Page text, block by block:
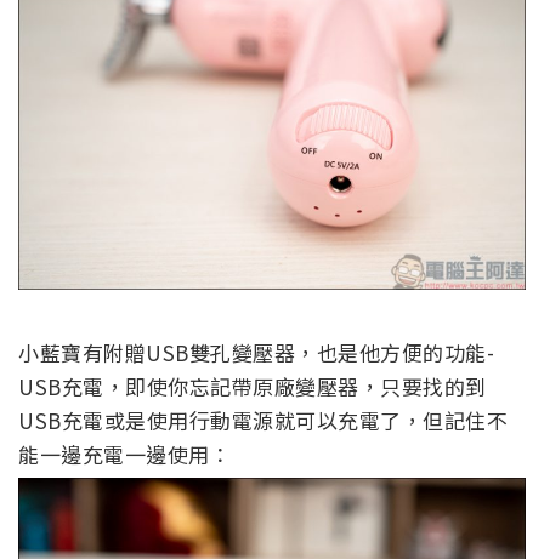
小藍寶有附贈USB雙孔變壓器，也是他方便的功能-
USB充電，即使你忘記帶原廠變壓器，只要找的到
USB充電或是使用行動電源就可以充電了，但記住不
能一邊充電一邊使用：